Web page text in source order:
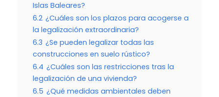
Islas Baleares?
6.2 ¿Cuáles son los plazos para acogerse a
la legalización extraordinaria?
6.3 ¿Se pueden legalizar todas las
construcciones en suelo rústico?
6.4 ¿Cuáles son las restricciones tras la
legalización de una vivienda?
6.5 ¿Qué medidas ambientales deben